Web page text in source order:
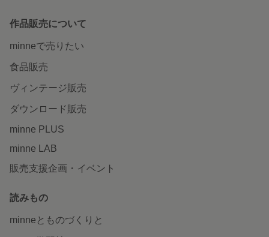
作品販売について
minneで売りたい
食品販売
ヴィンテージ販売
ダウンロード販売
minne PLUS
minne LAB
販売支援企画・イベント
読みもの
minneとものづくりと